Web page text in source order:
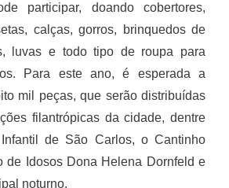
participar, doando cobertores,
calças, gorros, brinquedos de
luvas e todo tipo de roupa para
Para este ano, é esperada a
mil peças, que serão distribuídas
filantrópicas da cidade, dentre
de São Carlos, o Cantinho
de Idosos Dona Helena Dornfeld e
noturno.